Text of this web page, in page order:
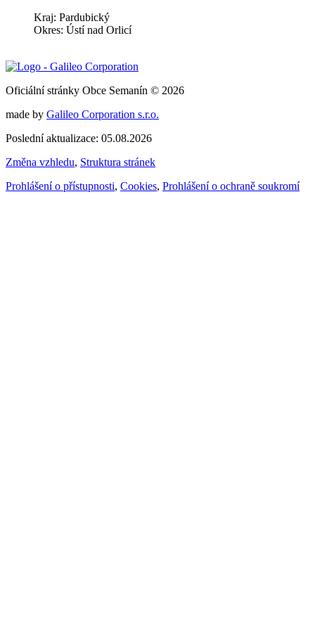
Kraj: Pardubický
Okres: Ústí nad Orlicí
Oficiální stránky Obce Semanín © 2026
made by Galileo Corporation s.r.o.
Poslední aktualizace: 05.08.2026
Změna vzhledu, Struktura stránek
Prohlášení o přístupnosti, Cookies, Prohlášení o ochraně soukromí